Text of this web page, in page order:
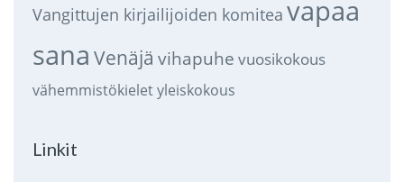
Vangittujen kirjailijoiden komitea vapaa
sana Venäjä vihapuhe vuosikokous
vähemmistökieletyleiskokous
Linkit